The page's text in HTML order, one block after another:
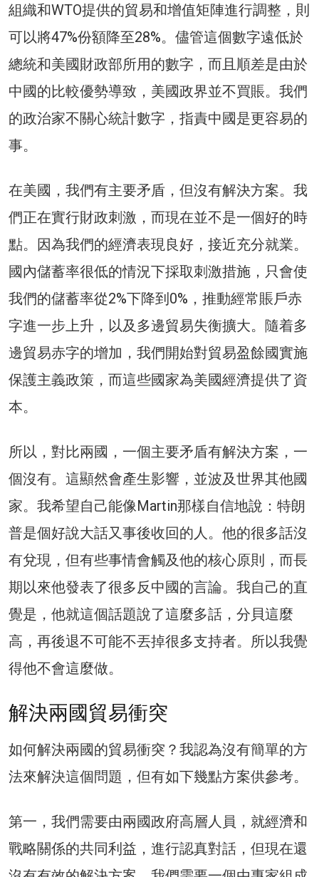
組織和WTO提供的貿易和增值矩陣進行調整，則
可以將47%份額降至28%。儘管這個數字遠低於
總統和美國財政部所用的數字，而且順差是由於
中國的比較優勢導致，美國政界並不買賬。我們
的政治家不關心統計數字，指責中國是更容易的
事。
在美國，我們有主要矛盾，但沒有解決方案。我
們正在實行財政刺激，而現在並不是一個好的時
點。因為我們的經濟表現良好，接近充分就業。
國內儲蓄率很低的情況下採取刺激措施，只會使
我們的儲蓄率從2%下降到0%，推動經常賬戶赤
字進一步上升，以及多邊貿易失衡擴大。隨着多
邊貿易赤字的增加，我們開始對貿易盈餘國實施
保護主義政策，而這些國家為美國經濟提供了資
本。
所以，對比兩國，一個主要矛盾有解決方案，一
個沒有。這顯然會產生影響，並波及世界其他國
家。我希望自己能像Martin那樣自信地說：特朗
普是個好說大話又事後收回的人。他的很多話沒
有兌現，但有些事情會觸及他的核心原則，而長
期以來他發表了很多反中國的言論。我自己的直
覺是，他就這個話題說了這麼多話，分貝這麼
高，再後退不可能不丟掉很多支持者。所以我覺
得他不會這麼做。
解決兩國貿易衝突
如何解決兩國的貿易衝突？我認為沒有簡單的方
法來解決這個問題，但有如下幾點方案供參考。
第一，我們需要由兩國政府高層人員，就經濟和
戰略關係的共同利益，進行認真對話，但現在還